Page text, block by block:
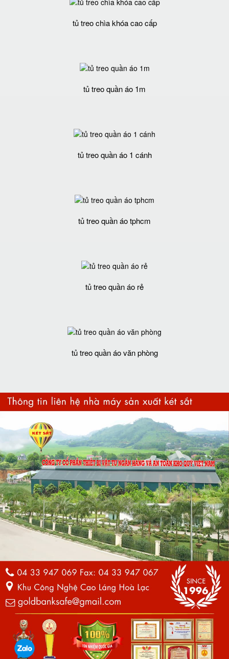
tủ treo chìa khóa cao cấp
tủ treo quần áo 1m
tủ treo quần áo 1 cánh
tủ treo quần áo tphcm
tủ treo quần áo rẻ
tủ treo quần áo văn phòng